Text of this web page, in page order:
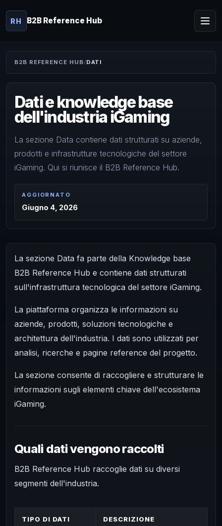
RH B2B Reference Hub
B2B REFERENCE HUB DATI
Dati e knowledge base
dell'industria iGaming
La sezione Data contiene dati strutturati su aziende,
prodotti e infrastrutture tecnologiche del settore
iGaming. Qui si riunisce il B2B Reference Hub.
AGGIORNATO
Giugno 4, 2026
La sezione Data fa parte della Knowledge base
B2B Reference Hub e contiene dati strutturati
sull'infrastruttura tecnologica del settore iGaming.
La piattaforma organizza le informazioni su
aziende, prodotti, soluzioni tecnologiche e
architettura dell'industria. I dati sono utilizzati per
analisi, ricerche e pagine reference del progetto.
La sezione consente di raccogliere e strutturare le
informazioni sugli elementi chiave dell'ecosistema
iGaming.
Quali dati vengono raccolti
B2B Reference Hub raccoglie dati su diversi
segmenti dell'industria.
TIPO DI DATI DESCRIZIONE